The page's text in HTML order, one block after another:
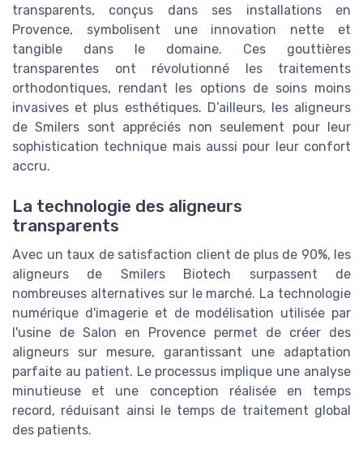
transparents, conçus dans ses installations en
Provence, symbolisent une innovation nette et
tangible dans le domaine. Ces gouttières
transparentes ont révolutionné les traitements
orthodontiques, rendant les options de soins moins
invasives et plus esthétiques. D’ailleurs, les aligneurs
de Smilers sont appréciés non seulement pour leur
sophistication technique mais aussi pour leur confort
accru.
La technologie des aligneurs
transparents
Avec un taux de satisfaction client de plus de 90%, les
aligneurs de Smilers Biotech surpassent de
nombreuses alternatives sur le marché. La technologie
numérique d'imagerie et de modélisation utilisée par
l'usine de Salon en Provence permet de créer des
aligneurs sur mesure, garantissant une adaptation
parfaite au patient. Le processus implique une analyse
minutieuse et une conception réalisée en temps
record, réduisant ainsi le temps de traitement global
des patients.